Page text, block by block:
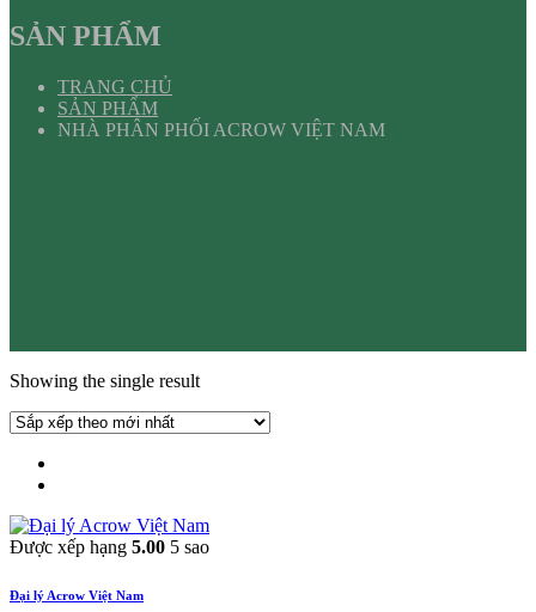
SẢN PHẨM
TRANG CHỦ
SẢN PHẨM
NHÀ PHÂN PHỐI ACROW VIỆT NAM
Showing the single result
Được xếp hạng 5.00 5 sao
Đại lý Acrow Việt Nam